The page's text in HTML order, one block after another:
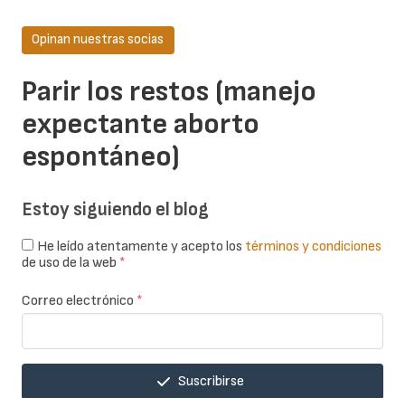
Parir los restos (manejo
expectante aborto
espontáneo)
Opinan nuestras socias
Estoy siguiendo el blog
He leído atentamente y acepto los términos y condiciones
de uso de la web *
Correo electrónico *
Suscribirse